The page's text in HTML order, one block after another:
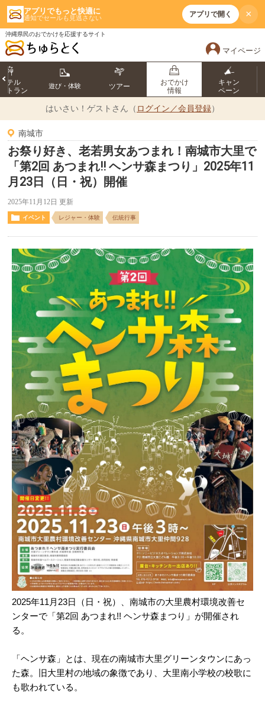
アプリでもっと快適に
通知でセールも見逃さない アプリで開く ×
沖縄県民のおでかけを応援するサイト
マイページ
ホテル
トラン
遊び・体験 ツアー
おでかけ
情報
キャン
ペーン
はいさい！ ゲストさん（ ログイン／会員登録）
南城市
お祭り好き、老若男女あつまれ！南城市大里で
「第2回 あつまれ!! ヘンサ森まつり」2025年11
月23日（日・祝）開催
2025年11月12日 更新
イベント レジャー・体験 伝統行事
2025年11月23日（日・祝）、南城市の大里農村環境改善セ
ンターで「第2回 あつまれ!! ヘンサ森まつり」が開催され
る。
「ヘンサ森」とは、現在の南城市大里グリーンタウンにあっ
た森。旧大里村の地域の象徴であり、大里南小学校の校歌に
も歌われている。